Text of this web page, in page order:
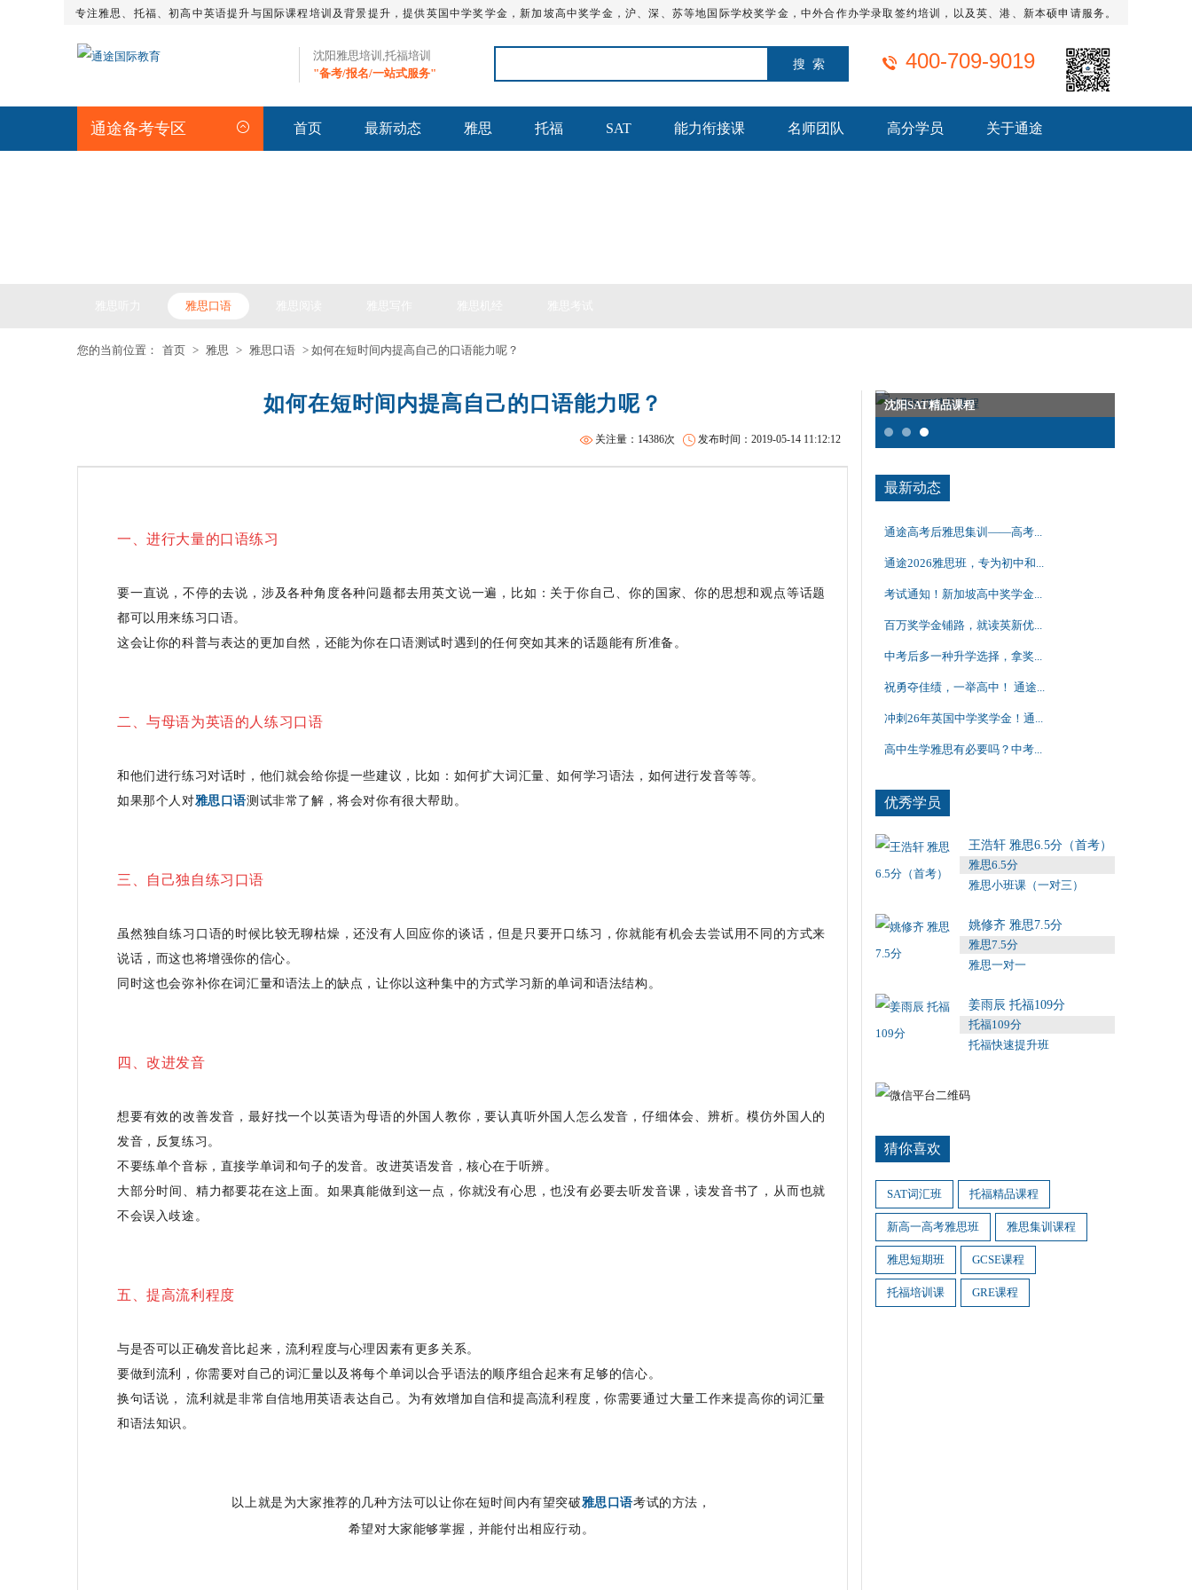
专注雅思、托福、初高中英语提升与国际课程培训及背景提升，提供英国中学奖学金，新加坡高中奖学金，沪、深、苏等地国际学校奖学金，中外合作办学录取签约培训，以及英、港、新本硕申请服务。
沈阳雅思培训,托福培训
"备考/报名/一站式服务"
400-709-9019
通途备考专区 首页 最新动态 雅思 托福 SAT 能力衔接课 名师团队 高分学员 关于通途
雅思口语
您的当前位置： 首页 > 雅思 > 雅思口语 > 如何在短时间内提高自己的口语能力呢？
如何在短时间内提高自己的口语能力呢？
发布时间：2019-05-14 11:12:12
关注量：14386次
一、进行大量的口语练习
要一直说，不停的去说，涉及各种角度各种问题都去用英文说一遍，比如：关于你自己、你的国家、你的思想和观点等话题
都可以用来练习口语。
这会让你的科普与表达的更加自然，还能为你在口语测试时遇到的任何突如其来的话题能有所准备。
二、与母语为英语的人练习口语
和他们进行练习对话时，他们就会给你提一些建议，比如：如何扩大词汇量、如何学习语法，如何进行发音等等。
如果那个人对雅思口语测试非常了解，将会对你有很大帮助。
三、自己独自练习口语
虽然独自练习口语的时候比较无聊枯燥，还没有人回应你的谈话，但是只要开口练习，你就能有机会去尝试用不同的方式来
说话，而这也将增强你的信心。
同时这也会弥补你在词汇量和语法上的缺点，让你以这种集中的方式学习新的单词和语法结构。
四、改进发音
想要有效的改善发音，最好找一个以英语为母语的外国人教你，要认真听外国人怎么发音，仔细体会、辨析。模仿外国人的
发音，反复练习。
不要练单个音标，直接学单词和句子的发音。改进英语发音，核心在于听辨。
大部分时间、精力都要花在这上面。如果真能做到这一点，你就没有心思，也没有必要去听发音课，读发音书了，从而也就
不会误入歧途。
五、提高流利程度
与是否可以正确发音比起来，流利程度与心理因素有更多关系。
要做到流利，你需要对自己的词汇量以及将每个单词以合乎语法的顺序组合起来有足够的信心。
换句话说， 流利就是非常自信地用英语表达自己。为有效增加自信和提高流利程度，你需要通过大量工作来提高你的词汇量
和语法知识。
以上就是为大家推荐的几种方法可以让你在短时间内有望突破雅思口语考试的方法，
希望对大家能够掌握，并能付出相应行动。
托福全程班【美国方向】 SAT词汇班 沈阳SAT精品课程
最新动态
通途高考后雅思集训——高考...
通途2026雅思班，专为初中和...
考试通知！新加坡高中奖学金...
百万奖学金铺路，就读英新优...
中考后多一种升学选择，拿奖...
祝勇夺佳绩，一举高中！ 通途...
冲刺26年英国中学奖学金！通...
高中生学雅思有必要吗？中考...
优秀学员
王浩轩 雅思6.5分（首考）
雅思6.5分
雅思小班课（一对三）
姚修齐 雅思7.5分
雅思7.5分
雅思一对一
姜雨辰 托福109分
托福109分
托福快速提升班
猜你喜欢
SAT词汇班 托福精品课程
新高一高考雅思班 雅思集训课程
雅思短期班 GCSE课程
托福培训课 GRE课程